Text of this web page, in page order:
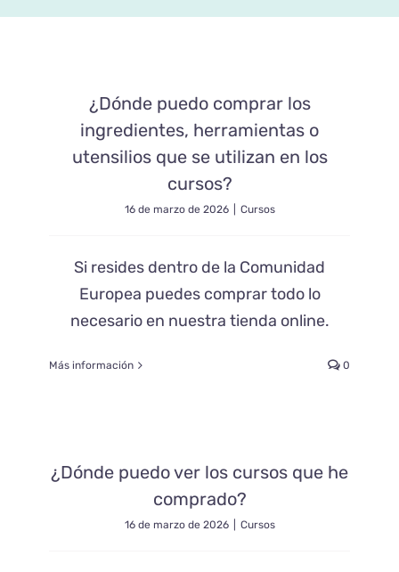
Contacto
¿Dónde puedo comprar los
ingredientes, herramientas o
utensilios que se utilizan en los
cursos?
16 de marzo de 2026 Cursos
Si resides dentro de la Comunidad
Europea puedes comprar todo lo
necesario en nuestra tienda online.
Más información 0
¿Dónde puedo ver los cursos que he
comprado?
16 de marzo de 2026 Cursos